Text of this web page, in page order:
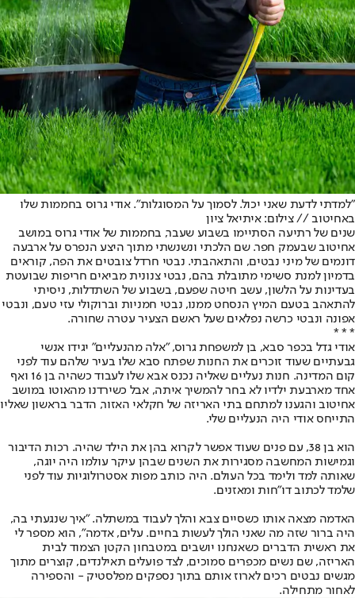
"למדתי לדעת שאני יכול. לסמוך על המסוגלות". אודי גרוס בחממות שלו
באחיטוב // צילום: איתיאל ציון
שנים של רתיעה הסתיימו בשבוע שעבר, בחממות של אודי גרוס במושב
אחיטוב שבעמק חפר. שם הלכתי ונשנשתי מתוך היצע הנפרס על ארבעה
דונמים של מיני נבטים, והתאהבתי. נבטי חרדל צובטים את הפה, קוראים
בדמיון למנת סשימי מתובלת בהם, נבטי צנונית מביאים חריפות שבועטת
בעדינות על הלשון, עשב חיטה שפעם, בשבוע של השתדלות, ניסיתי
להתאהב בטעם המיץ הנסחט ממנו, נבטי חמניות וברוקולי עזי טעם, ונבטי
אפונה ונבטי כרשה נפלאים שעל ראשם הצעיר עטרה שחורה.
* * *
אודי גדל בכפר סבא, בן למשפחת גרוס, "אלה מהנעליים" יגידו אנשי
גבעתיים שעוד זוכרים את החנות שפתח סבא שלו בעיר שלהם עוד לפני
קום המדינה. חנות נעליים שאליה נכנס אבא שלו לעבוד כשהיה בן 16 ואף
אחד מארבעת ילדיו לא בחר להמשיך איתה, אבל כשירדנו מהאוטו במושב
אחיטוב והגענו למתחם בתי האריזה של חקלאי האזור, הדבר בראשון שאליו
התייחס אודי היה הנעליים שלי.
הוא בן 38, עם פנים שעוד אפשר לקרוא בהן את הילד שהיה. רכות הדיבור
וגמישות המחשבה מסגירות את השנים שבהן עיקר עולמו היה יוגה,
שאותה למד ולימד בכל העולם. היה כותב מפות אסטרולוגיות עוד לפני
שלמד לכתוב דו"חות ומאזנים.
האדמה מצאה אותו כשסיים צבא והלך לעבוד במשתלה. "איך שנגעתי בה,
היה ברור שזה מה שאני הולך לעשות בחיים. עלים, אדמה", הוא מספר לי
את ראשית הדברים כשאנחנו יושבים במטבחון הקטן הצמוד לבית
האריזה, שם נשים מכפרים סמוכים, לצד פועלים תאילנדים, קוצרים מתוך
מגשים נבטים רכים לארוז אותם בתוך נספקים מפלסטיק - והספירה
לאחור מתחילה.